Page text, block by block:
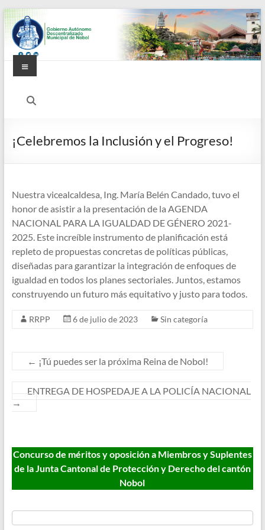
Saltar
al
contenido
Alcaldía
de
Menú
¡Celebremos la Inclusión y el Progreso!
Nuestra vicealcaldesa, Ing. María Belén Candado, tuvo el
honor de asistir a la presentación de la AGENDA
NACIONAL PARA LA IGUALDAD DE GÉNERO 2021-
2025. Este increíble instrumento de planificación está
repleto de propuestas concretas de políticas públicas,
diseñadas para garantizar la integración de enfoques de
igualdad en todos los planes sectoriales. Juntos, estamos
construyendo un futuro más equitativo y justo para todos.
RRPP 6 de julio de 2023 Sin categoría
← ¡Tú puedes ser la próxima Reina de Nobol!
ENTREGA DE HOSPEDAJE A LA POLICÍA NACIONAL
→
Concurso de méritos y oposición a Miembros y Suplentes
de la Junta Cantonal de Protección y Derecho del cantón
Nobol